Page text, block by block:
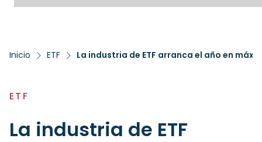
Inicio ETF
ETF
La industria de ETF